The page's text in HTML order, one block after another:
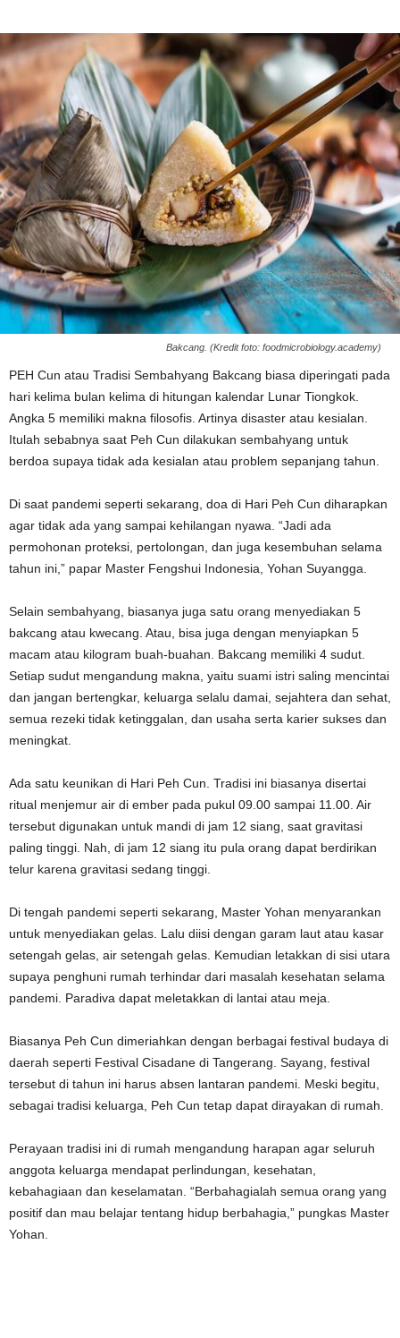
Bakcang. (Kredit foto: foodmicrobiology.academy)
PEH Cun atau Tradisi Sembahyang Bakcang biasa diperingati pada
hari kelima bulan kelima di hitungan kalendar Lunar Tiongkok.
Angka 5 memiliki makna filosofis. Artinya disaster atau kesialan.
Itulah sebabnya saat Peh Cun dilakukan sembahyang untuk
berdoa supaya tidak ada kesialan atau problem sepanjang tahun.
Di saat pandemi seperti sekarang, doa di Hari Peh Cun diharapkan
agar tidak ada yang sampai kehilangan nyawa. “Jadi ada
permohonan proteksi, pertolongan, dan juga kesembuhan selama
tahun ini,” papar Master Fengshui Indonesia, Yohan Suyangga.
Selain sembahyang, biasanya juga satu orang menyediakan 5
bakcang atau kwecang. Atau, bisa juga dengan menyiapkan 5
macam atau kilogram buah-buahan. Bakcang memiliki 4 sudut.
Setiap sudut mengandung makna, yaitu suami istri saling mencintai
dan jangan bertengkar, keluarga selalu damai, sejahtera dan sehat,
semua rezeki tidak ketinggalan, dan usaha serta karier sukses dan
meningkat.
Ada satu keunikan di Hari Peh Cun. Tradisi ini biasanya disertai
ritual menjemur air di ember pada pukul 09.00 sampai 11.00. Air
tersebut digunakan untuk mandi di jam 12 siang, saat gravitasi
paling tinggi. Nah, di jam 12 siang itu pula orang dapat berdirikan
telur karena gravitasi sedang tinggi.
Di tengah pandemi seperti sekarang, Master Yohan menyarankan
untuk menyediakan gelas. Lalu diisi dengan garam laut atau kasar
setengah gelas, air setengah gelas. Kemudian letakkan di sisi utara
supaya penghuni rumah terhindar dari masalah kesehatan selama
pandemi. Paradiva dapat meletakkan di lantai atau meja.
Biasanya Peh Cun dimeriahkan dengan berbagai festival budaya di
daerah seperti Festival Cisadane di Tangerang. Sayang, festival
tersebut di tahun ini harus absen lantaran pandemi. Meski begitu,
sebagai tradisi keluarga, Peh Cun tetap dapat dirayakan di rumah.
Perayaan tradisi ini di rumah mengandung harapan agar seluruh
anggota keluarga mendapat perlindungan, kesehatan,
kebahagiaan dan keselamatan. “Berbahagialah semua orang yang
positif dan mau belajar tentang hidup berbahagia,” pungkas Master
Yohan.